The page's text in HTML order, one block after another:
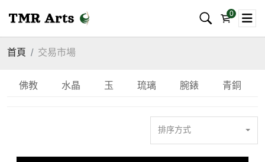
0
首頁 交易市場
佛教 水晶 玉 琉璃 腕錶 青銅
排序方式